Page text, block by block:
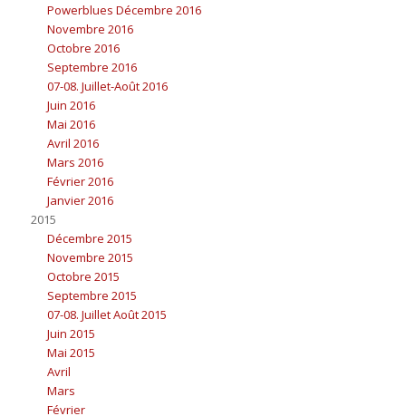
Powerblues Décembre 2016
Novembre 2016
Octobre 2016
Septembre 2016
07-08. Juillet-Août 2016
Juin 2016
Mai 2016
Avril 2016
Mars 2016
Février 2016
Janvier 2016
2015
Décembre 2015
Novembre 2015
Octobre 2015
Septembre 2015
07-08. Juillet Août 2015
Juin 2015
Mai 2015
Avril
Mars
Février